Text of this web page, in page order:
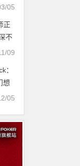
05
正
不
09
：
想
05